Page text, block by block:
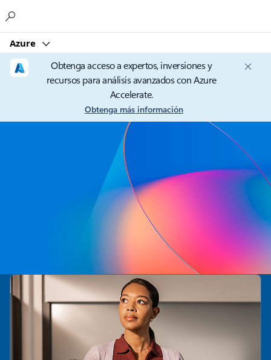
Azure
Obtenga acceso a expertos, inversiones y
recursos para análisis avanzados con Azure
Accelerate.
Obtenga más información